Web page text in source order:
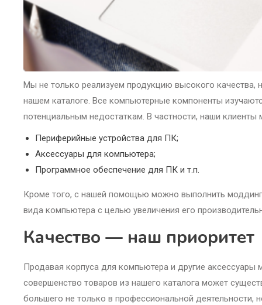
Мы не только реализуем продукцию высокого качества,
нашем каталоге. Все компьютерные компоненты
потенциальным недостаткам. В частности, наши клиенты
Периферийные устройства для ПК;
Аксессуары для компьютера;
Программное обеспечение для ПК и т.п.
Кроме того, с нашей помощью можно выполнить
вида компьютера с целью увеличения его
Качество — наш приоритет
Продавая корпуса для компьютера и другие
совершенство товаров из нашего каталога может
большего не только в профессиональной деятельности,